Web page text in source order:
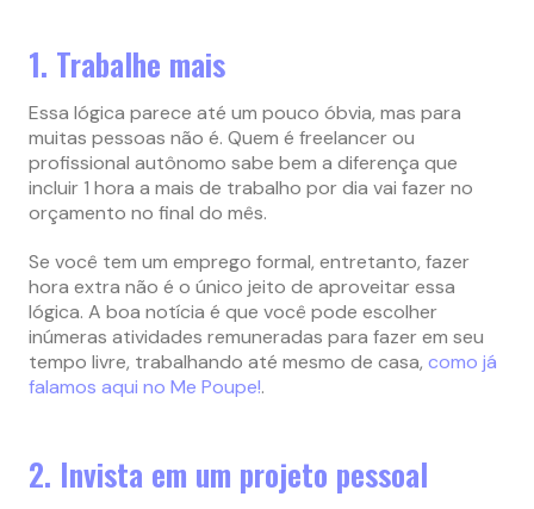
1. Trabalhe mais
Essa lógica parece até um pouco óbvia, mas para
muitas pessoas não é. Quem é freelancer ou
profissional autônomo sabe bem a diferença que
incluir 1 hora a mais de trabalho por dia vai fazer no
orçamento no final do mês.
Se você tem um emprego formal, entretanto, fazer
hora extra não é o único jeito de aproveitar essa
lógica. A boa notícia é que você pode escolher
inúmeras atividades remuneradas para fazer em seu
tempo livre, trabalhando até mesmo de casa, como já
falamos aqui no Me Poupe!.
2. Invista em um projeto pessoal